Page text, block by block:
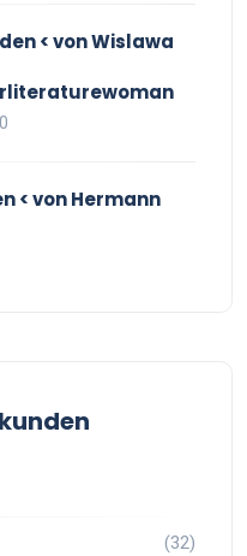
< von Wislawa
< von Hermann
(32)